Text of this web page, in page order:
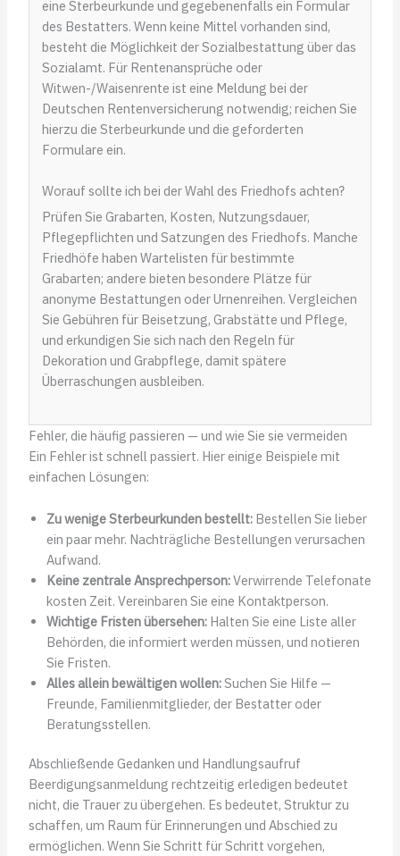
eine Sterbeurkunde und gegebenenfalls ein Formular
des Bestatters. Wenn keine Mittel vorhanden sind,
besteht die Möglichkeit der Sozialbestattung über das
Sozialamt. Für Rentenansprüche oder
Witwen-/Waisenrente ist eine Meldung bei der
Deutschen Rentenversicherung notwendig; reichen Sie
hierzu die Sterbeurkunde und die geforderten
Formulare ein.
Worauf sollte ich bei der Wahl des Friedhofs achten?
Prüfen Sie Grabarten, Kosten, Nutzungsdauer,
Pflegepflichten und Satzungen des Friedhofs. Manche
Friedhöfe haben Wartelisten für bestimmte
Grabarten; andere bieten besondere Plätze für
anonyme Bestattungen oder Urnenreihen. Vergleichen
Sie Gebühren für Beisetzung, Grabstätte und Pflege,
und erkundigen Sie sich nach den Regeln für
Dekoration und Grabpflege, damit spätere
Überraschungen ausbleiben.
Fehler, die häufig passieren — und wie Sie sie vermeiden
Ein Fehler ist schnell passiert. Hier einige Beispiele mit
einfachen Lösungen:
Zu wenige Sterbeurkunden bestellt:Bestellen Sie lieber
ein paar mehr. Nachträgliche Bestellungen verursachen
Aufwand.
Keine zentrale Ansprechperson:Verwirrende Telefonate
kosten Zeit. Vereinbaren Sie eine Kontaktperson.
Wichtige Fristen übersehen:Halten Sie eine Liste aller
Behörden, die informiert werden müssen, und notieren
Sie Fristen.
Alles allein bewältigen wollen:Suchen Sie Hilfe —
Freunde, Familienmitglieder, der Bestatter oder
Beratungsstellen.
Abschließende Gedanken und Handlungsaufruf
Beerdigungsanmeldung rechtzeitig erledigen bedeutet
nicht, die Trauer zu übergehen. Es bedeutet, Struktur zu
schaffen, um Raum für Erinnerungen und Abschied zu
ermöglichen. Wenn Sie Schritt für Schritt vorgehen,